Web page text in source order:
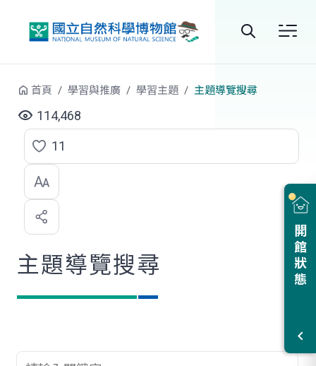
站
尋
開館狀態
首頁 學習與推廣 學習主題 主題導覽搜尋
114,468
點
選
喜
歡
11
主題導覽搜尋
查詢關鍵字